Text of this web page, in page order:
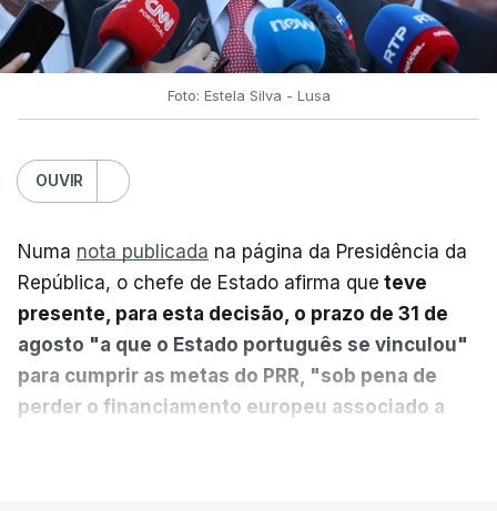
Foto: Estela Silva - Lusa
OUVIR
Numa nota publicada na página da Presidência da
República, o chefe de Estado afirma que teve
presente, para esta decisão, o prazo de 31 de
agosto "a que o Estado português se vinculou"
para cumprir as metas do PRR, "sob pena de
perder o financiamento europeu associado a